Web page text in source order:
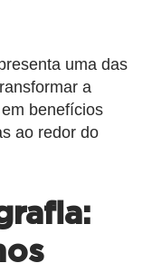
uma das
a
benefícios
ao redor do